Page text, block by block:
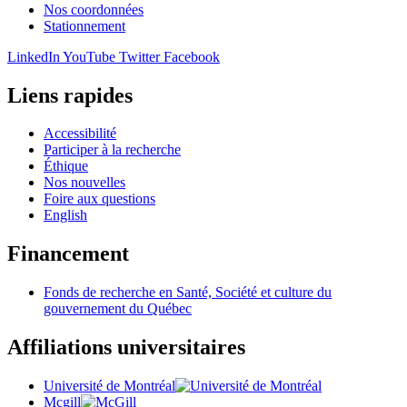
Nos coordonnées
Stationnement
LinkedIn YouTube Twitter Facebook
Liens rapides
Accessibilité
Participer à la recherche
Éthique
Nos nouvelles
Foire aux questions
English
Financement
Fonds de recherche en Santé, Société et culture du
gouvernement du Québec
Affiliations universitaires
Université de Montréal
Mcgill